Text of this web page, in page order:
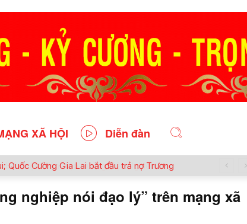
XÃ HỘI Diễn đàn
Quốc Cường Gia Lai bắt đầu trả nợ Trương
nghiệp nói đạo lý” trên mạng xã